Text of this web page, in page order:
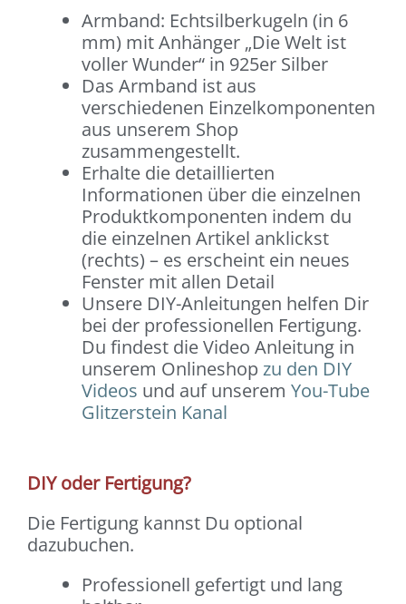
Armband: Echtsilberkugeln (in 6
mm) mit Anhänger „Die Welt ist
voller Wunder“ in 925er Silber
Das Armband ist aus
verschiedenen Einzelkomponenten
aus unserem Shop
zusammengestellt.
Erhalte die detaillierten
Informationen über die einzelnen
Produktkomponenten indem du
die einzelnen Artikel anklickst
(rechts) – es erscheint ein neues
Fenster mit allen Detail
Unsere DIY-Anleitungen helfen Dir
bei der professionellen Fertigung.
Du findest die Video Anleitung in
unserem Onlineshop zu den DIY
Videos und auf unserem You-Tube
Glitzerstein Kanal
DIY oder Fertigung?
Die Fertigung kannst Du optional
dazubuchen.
Professionell gefertigt und lang